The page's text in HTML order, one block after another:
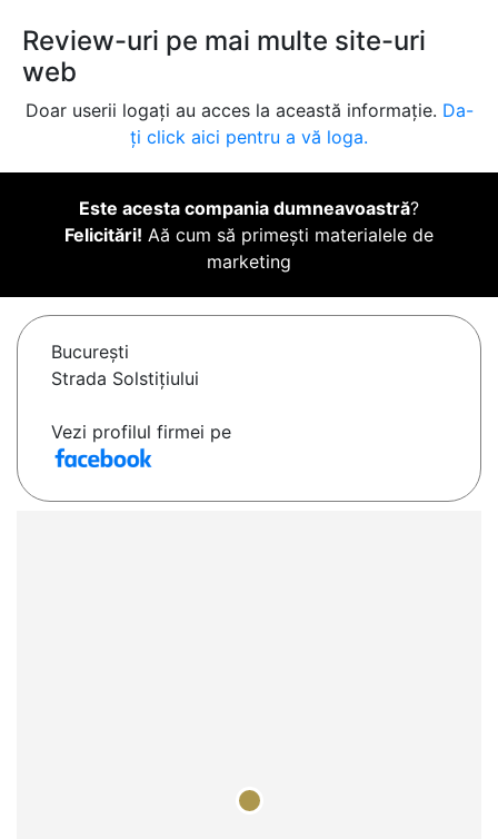
Review-uri pe mai multe site-uri
web
Doar userii logați au acces la această informație. Da-
ți click aici pentru a vă loga.
Este acesta compania dumneavoastră?
Felicitări! Aă cum să primești materialele de
marketing
Bucureşti
Strada Solstițiului
Vezi profilul firmei pe